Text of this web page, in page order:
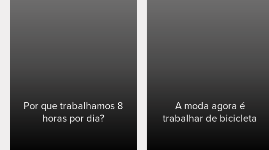
Por que trabalhamos 8
horas por dia?
A moda agora é
trabalhar de bicicleta